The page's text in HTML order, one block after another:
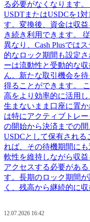
る必要がなくなります。
USDTまたはUSDCを1対
す。変換後、資金は収
き続き利用できます。
異なり、Cash Plusでは
的なロック期間も設定
ーは流動性と受動的な
ん。新たな取引機会を
得ることができます。
高をより効率的に活用
生まないまま口座に置
は特にアクティブトレ
の開始から決済までの
USDCとして保有される
れば、その待機期間に
軟性を維持しながら収益
アクセスする必要があ
す。長期のロック期間
く、残高から継続的に収
12.07.2026 16:42